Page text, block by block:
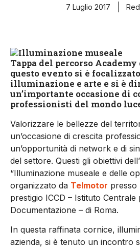
7 Luglio 2017
Tappa del percorso
questo evento si è
illuminazione e arte e si è
un’importante occasione di
professionisti del mondo
Valorizzare le bellezze del
un’occasione di crescita
un’opportunità di network e di
del settore. Questi gli obiettivi
“Illuminazione museale e delle
organizzato da Telmotor presso
prestigio ICCD – Istituto
Documentazione – di Roma.
In questa raffinata cornice,
azienda, si è tenuto un incontro